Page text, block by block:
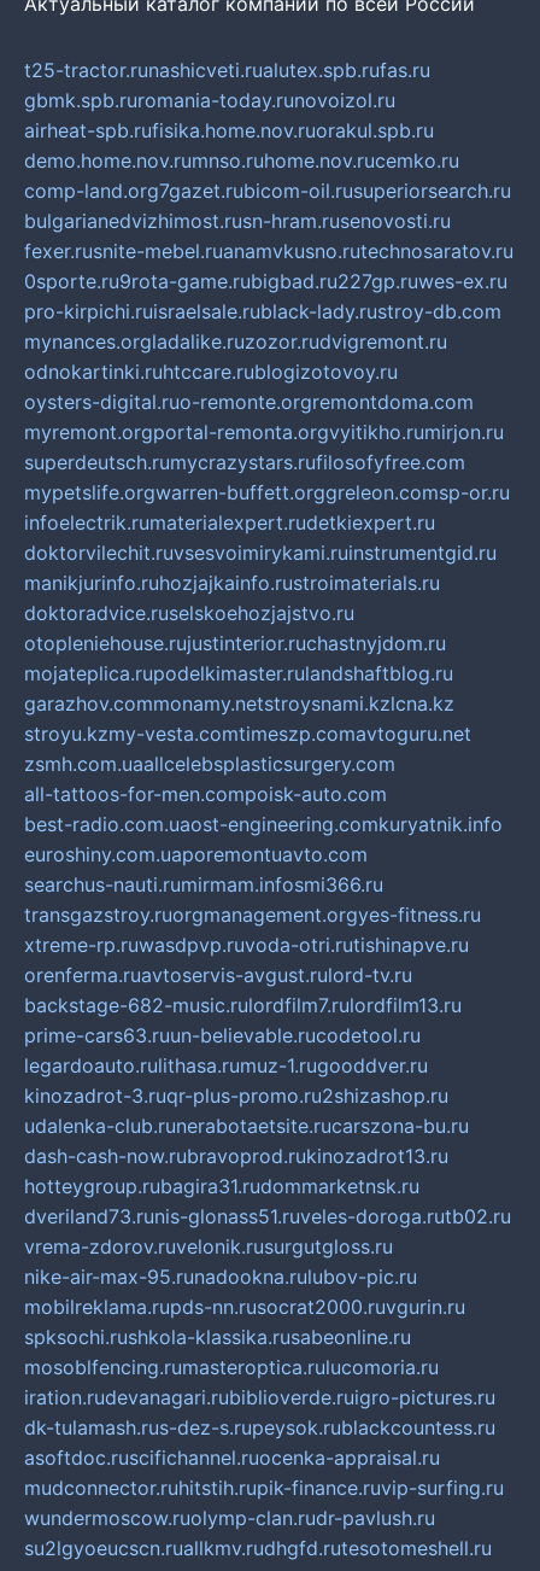
t25-tractor.runashicveti.rualutex.spb.rufas.ru
gbmk.spb.ruromania-today.runovoizol.ru
airheat-spb.rufisika.home.nov.ruorakul.spb.ru
demo.home.nov.rumnso.ruhome.nov.rucemko.ru
comp-land.org7gazet.rubicom-oil.rusuperiorsearch.ru
bulgarianedvizhimost.rusn-hram.rusenovosti.ru
fexer.rusnite-mebel.ruanamvkusno.rutechnosaratov.ru
0sporte.ru9rota-game.rubigbad.ru227gp.ruwes-ex.ru
pro-kirpichi.ruisraelsale.rublack-lady.rustroy-db.com
mynances.orgladalike.ruzozor.rudvigremont.ru
odnokartinki.ruhtccare.rublogizotovoy.ru
oysters-digital.ruo-remonte.orgremontdoma.com
myremont.orgportal-remonta.orgvyitikho.rumirjon.ru
superdeutsch.rumycrazystars.rufilosofyfree.com
mypetslife.orgwarren-buffett.orggreleon.comsp-or.ru
infoelectrik.rumaterialexpert.rudetkiexpert.ru
doktorvilechit.ruvsesvoimirykami.ruinstrumentgid.ru
manikjurinfo.ruhozjajkainfo.rustroimaterials.ru
doktoradvice.ruselskoehozjajstvo.ru
otopleniehouse.rujustinterior.ruchastnyjdom.ru
mojateplica.rupodelkimaster.rulandshaftblog.ru
garazhov.commonamy.netstroysnami.kzlcna.kz
stroyu.kzmy-vesta.comtimeszp.comavtoguru.net
zsmh.com.uaallcelebsplasticsurgery.com
all-tattoos-for-men.compoisk-auto.com
best-radio.com.uaost-engineering.comkuryatnik.info
euroshiny.com.uaporemontuavto.com
searchus-nauti.rumirmam.infosmi366.ru
transgazstroy.ruorgmanagement.orgyes-fitness.ru
xtreme-rp.ruwasdpvp.ruvoda-otri.rutishinapve.ru
orenferma.ruavtoservis-avgust.rulord-tv.ru
backstage-682-music.rulordfilm7.rulordfilm13.ru
prime-cars63.ruun-believable.rucodetool.ru
legardoauto.rulithasa.rumuz-1.rugooddver.ru
kinozadrot-3.ruqr-plus-promo.ru2shizashop.ru
udalenka-club.runerabotaetsite.rucarszona-bu.ru
dash-cash-now.rubravoprod.rukinozadrot13.ru
hotteygroup.rubagira31.rudommarketnsk.ru
dveriland73.runis-glonass51.ruveles-doroga.rutb02.ru
vrema-zdorov.ruvelonik.rusurgutgloss.ru
nike-air-max-95.runadookna.rulubov-pic.ru
mobilreklama.rupds-nn.rusocrat2000.ruvgurin.ru
spksochi.rushkola-klassika.rusabeonline.ru
mosoblfencing.rumasteroptica.rulucomoria.ru
iration.rudevanagari.rubiblioverde.ruigro-pictures.ru
dk-tulamash.rus-dez-s.rupeysok.rublackcountess.ru
asoftdoc.ruscifichannel.ruocenka-appraisal.ru
mudconnector.ruhitstih.rupik-finance.ruvip-surfing.ru
wundermoscow.ruolymp-clan.rudr-pavlush.ru
su2lgyoeucscn.ruallkmv.rudhgfd.rutesotomeshell.ru